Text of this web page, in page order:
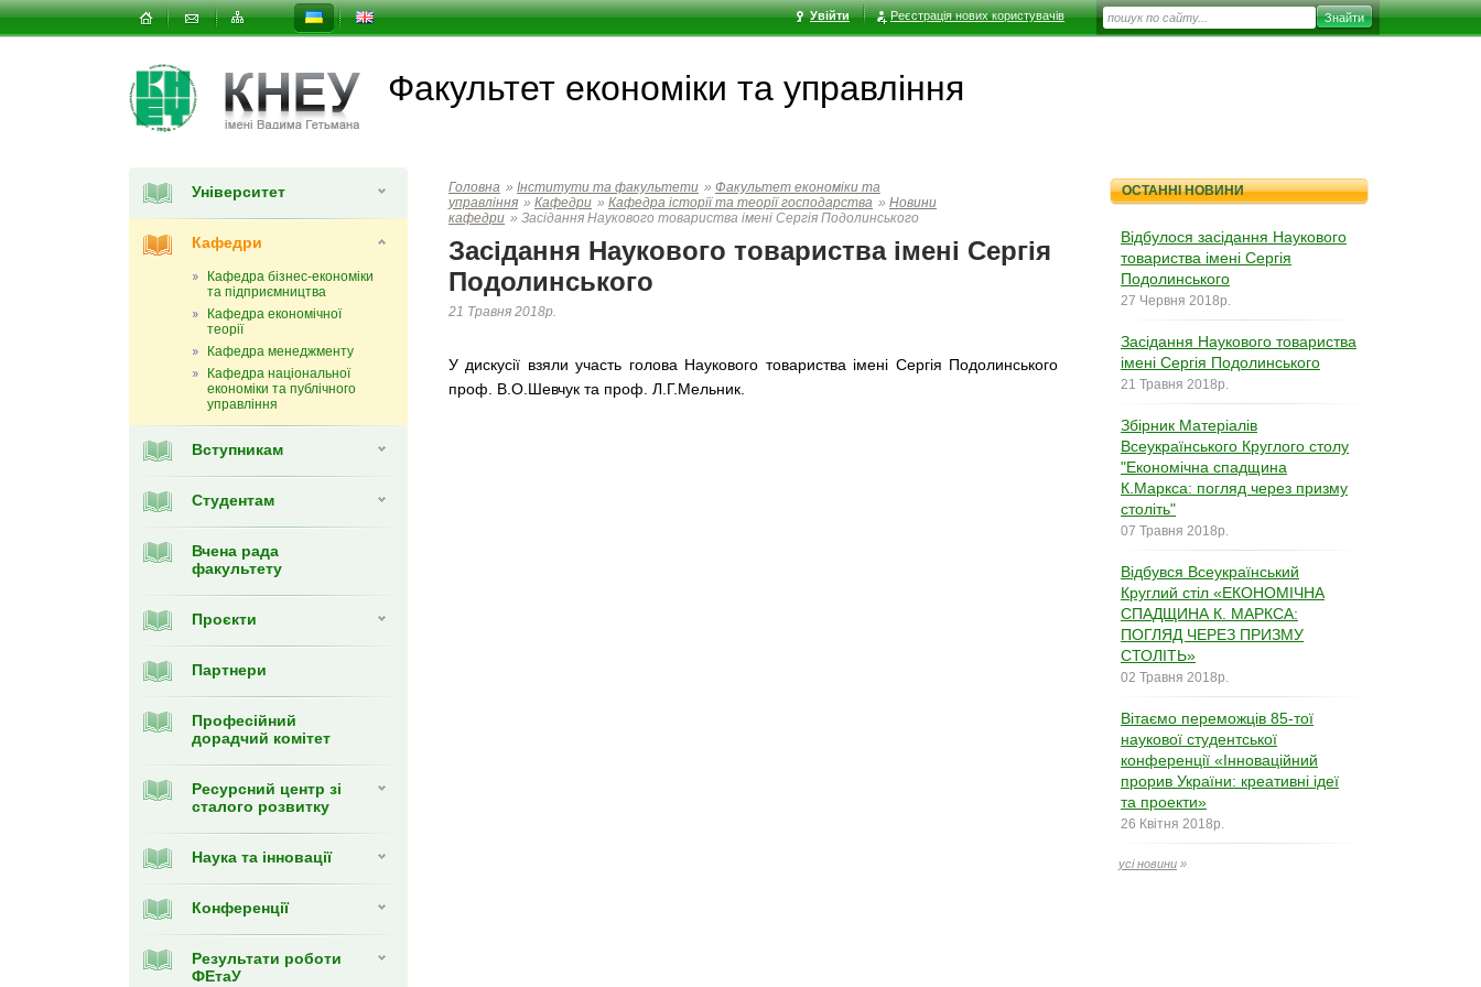
Увійти Реєстрація нових користувачів
Факультет економiки та управлiння
Університет
Кафедри
Кафедра бізнес-економіки
та підприємництва
Кафедра економічної
теорії
Кафедра менеджменту
Кафедра національної
економіки та публічного
управління
Вступникам
Студентам
Вчена рада
факультету
Проєкти
Партнери
Професійний
дорадчий комітет
Ресурсний центр зі
сталого розвитку
Наука та інновації
Конференції
Результати роботи
ФЕтаУ
Головна » Інститути та факультети » Факультет економiки та
управлiння » Кафедри » Кафедра історії та теорії господарства » Новини
кафедри » Засідання Наукового товариства імені Сергія Подолинського
Засідання Наукового товариства імені Сергія
Подолинського
21 Травня 2018р.
У дискусії взяли участь голова Наукового товариства імені Сергія Подолинського
проф. В.О.Шевчук та проф. Л.Г.Мельник.
ОСТАННІ НОВИНИ
Відбулося засідання Наукового
товариства імені Сергія
Подолинського
27 Червня 2018р.
Засідання Наукового товариства
імені Сергія Подолинського
21 Травня 2018р.
Збірник Матеріалів
Всеукраїнського Круглого столу
"Економічна спадщина
К.Маркса: погляд через призму
століть"
07 Травня 2018р.
Відбувся Всеукраїнський
Круглий стіл «ЕКОНОМІЧНА
СПАДЩИНА К. МАРКСА:
ПОГЛЯД ЧЕРЕЗ ПРИЗМУ
СТОЛІТЬ»
02 Травня 2018р.
Вітаємо переможців 85-тої
наукової студентської
конференції «Інноваційний
прорив України: креативні ідеї
та проекти»
26 Квітня 2018р.
усі новини »